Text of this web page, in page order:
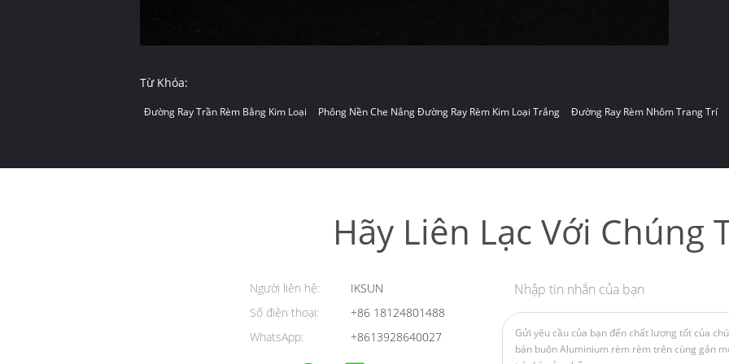
Từ Khóa:
Đường Ray Trần Rèm Bằng Kim Loại Phông Nền Che Nắng Đường Ray Rèm Kim Loại Trắng Đường Ray Rèm Nhôm Trang Trí
Hãy Liên Lạc Với Chúng
Người liên hệ:
IKSUN
Số điện thoại:
+86 18124801488
WhatsApp:
+8613928640027
Nhập tin nhắn của bạn